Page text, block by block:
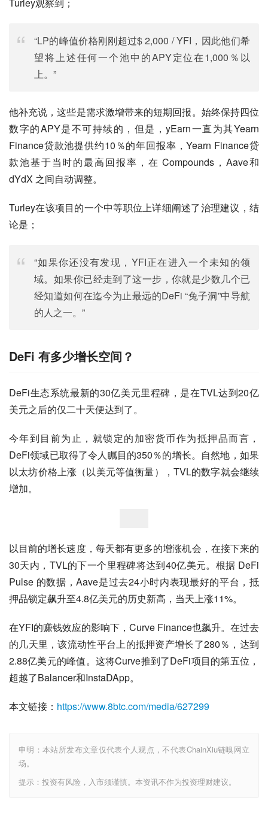
“LP的峰值价格刚刚超过$ 2,000 / YFI，因此他们希
望将上述任何一个池中的APY定位在1,000％以
上。”
他补充说，这些是需求激增带来的短期回报。始终保持四位
数字的APY是不可持续的，但是，yEarn一直为其Yearn
Finance贷款池提供约10％的年回报率，Yearn Finance贷
款池基于当时的最高回报率，在 Compounds，Aave和
dYdX 之间自动调整。
Turley在该项目的一个中等职位上详细阐述了治理建议，结
论是；
“如果你还没有发现，YFI正在进入一个未知的领
域。如果你已经走到了这一步，你就是少数几个已
经知道如何在迄今为止最远的DeFi “兔子洞”中导航
的人之一。”
DeFi 有多少增长空间？
DeFi生态系统最新的30亿美元里程碑，是在TVL达到20亿
美元之后的仅二十天便达到了。
今年到目前为止，就锁定的加密货币作为抵押品而言，
DeFi领域已取得了令人瞩目的350％的增长。自然地，如果
以太坊价格上涨（以美元等值衡量），TVL的数字就会继续
增加。
以目前的增长速度，每天都有更多的增涨机会，在接下来的
30天内，TVL的下一个里程碑将达到40亿美元。根据 DeFi
Pulse 的数据，Aave是过去24小时内表现最好的平台，抵
押品锁定飙升至4.8亿美元的历史新高，当天上涨11%。
在YFI的赚钱效应的影响下，Curve Finance也飙升。在过去
的几天里，该流动性平台上的抵押资产增长了280％，达到
2.88亿美元的峰值。这将Curve推到了DeFi项目的第五位，
超越了Balancer和InstaDApp。
本文链接： https://www.8btc.com/media/627299
申明：本站所发布文章仅代表个人观点，不代表ChainXiu链嗅网立
场。
提示：投资有风险，入市须谨慎。本资讯不作为投资理财建议。